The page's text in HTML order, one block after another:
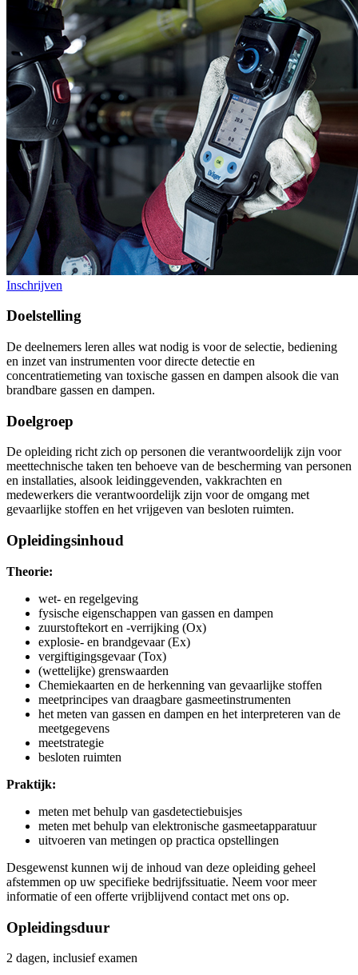
Inschrijven
Doelstelling
De deelnemers leren alles wat nodig is voor de selectie, bediening
en inzet van instrumenten voor directe detectie en
concentratiemeting van toxische gassen en dampen alsook die van
brandbare gassen en dampen.
Doelgroep
De opleiding richt zich op personen die verantwoordelijk zijn voor
meettechnische taken ten behoeve van de bescherming van personen
en installaties, alsook leidinggevenden, vakkrachten en
medewerkers die verantwoordelijk zijn voor de omgang met
gevaarlijke stoffen en het vrijgeven van besloten ruimten.
Opleidingsinhoud
Theorie:
wet- en regelgeving
fysische eigenschappen van gassen en dampen
zuurstoftekort en -verrijking (Ox)
explosie- en brandgevaar (Ex)
vergiftigingsgevaar (Tox)
(wettelijke) grenswaarden
Chemiekaarten en de herkenning van gevaarlijke stoffen
meetprincipes van draagbare gasmeetinstrumenten
het meten van gassen en dampen en het interpreteren van de
meetgegevens
meetstrategie
besloten ruimten
Praktijk:
meten met behulp van gasdetectiebuisjes
meten met behulp van elektronische gasmeetapparatuur
uitvoeren van metingen op practica opstellingen
Desgewenst kunnen wij de inhoud van deze opleiding geheel
afstemmen op uw specifieke bedrijfssituatie. Neem voor meer
informatie of een offerte vrijblijvend contact met ons op.
Opleidingsduur
2 dagen, inclusief examen